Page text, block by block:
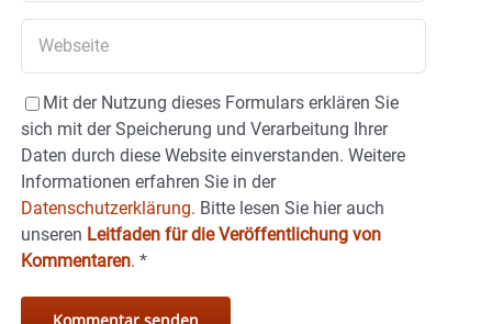
Mit der Nutzung dieses Formulars erklären Sie
sich mit der Speicherung und Verarbeitung Ihrer
Daten durch diese Website einverstanden. Weitere
Informationen erfahren Sie in der
Datenschutzerklärung. Bitte lesen Sie hier auch
unseren Leitfaden für die Veröffentlichung von
Kommentaren. *